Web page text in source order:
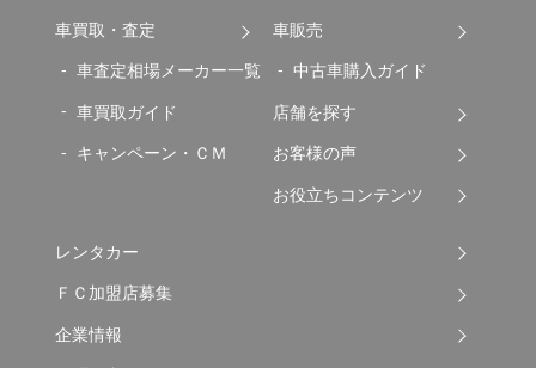
車買取・査定
車査定相場メーカー一覧
車買取ガイド
キャンペーン・ＣＭ
車販売
中古車購入ガイド
店舗を探す
お客様の声
お役立ちコンテンツ
レンタカー
ＦＣ加盟店募集
企業情報